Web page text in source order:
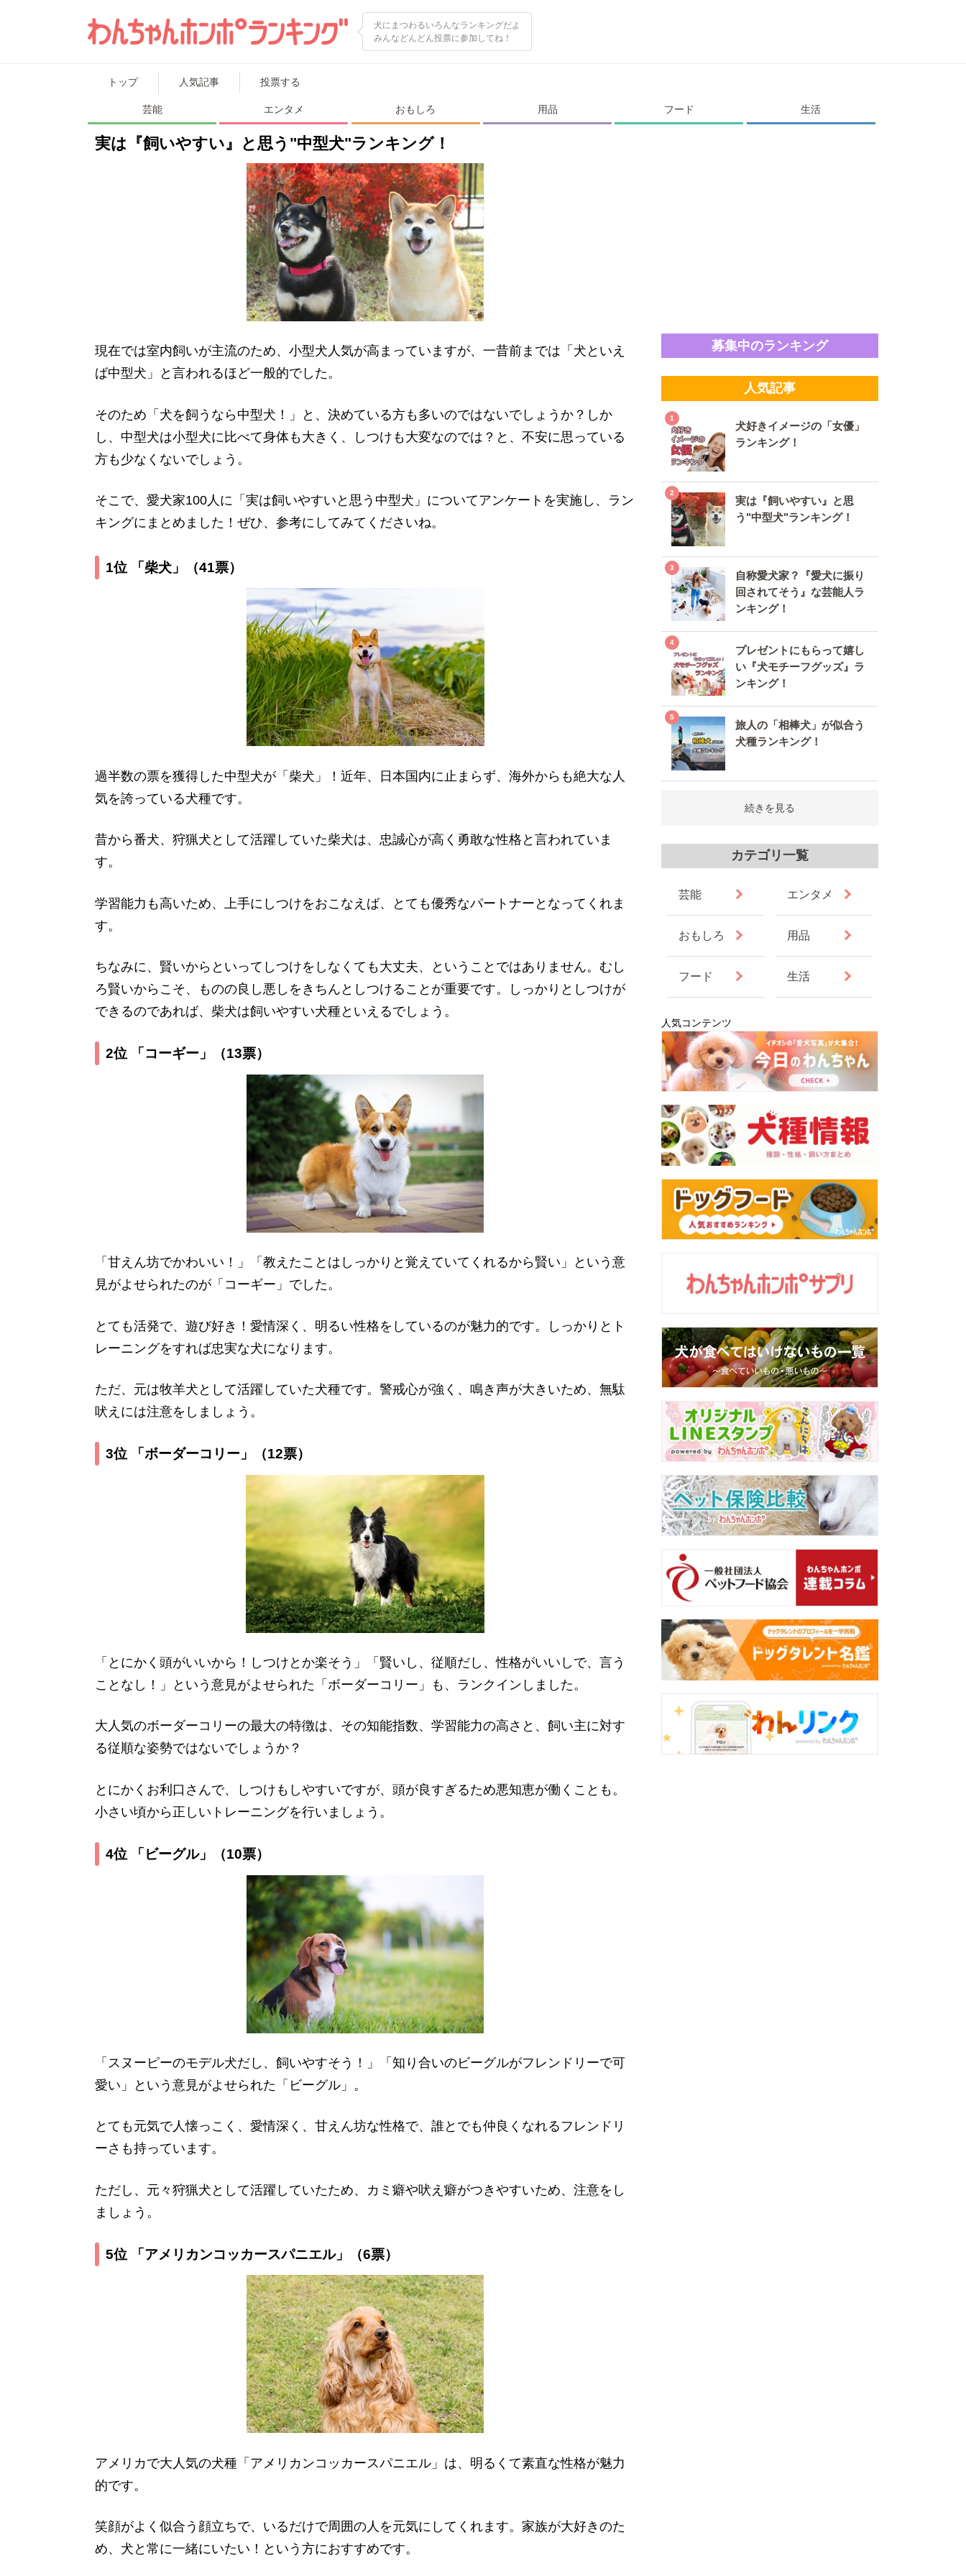
犬にまつわるいろんなランキングだよ
みんなどんどん投票に参加してね！
閉じる
トップ 人気記事 投票する
芸能 エンタメ おもしろ 用品 フード 生活
実は『飼いやすい』と思う"中型犬"ランキング！
現在では室内飼いが主流のため、小型犬人気が高まっていますが、一昔前までは「犬といえ
ば中型犬」と言われるほど一般的でした。
そのため「犬を飼うなら中型犬！」と、決めている方も多いのではないでしょうか？しか
し、中型犬は小型犬に比べて身体も大きく、しつけも大変なのでは？と、不安に思っている
方も少なくないでしょう。
そこで、愛犬家100人に「実は飼いやすいと思う中型犬」についてアンケートを実施し、ラン
キングにまとめました！ぜひ、参考にしてみてくださいね。
1位 「柴犬」 （41票）
過半数の票を獲得した中型犬が「柴犬」！近年、日本国内に止まらず、海外からも絶大な人
気を誇っている犬種です。
昔から番犬、狩猟犬として活躍していた柴犬は、忠誠心が高く勇敢な性格と言われていま
す。
学習能力も高いため、上手にしつけをおこなえば、とても優秀なパートナーとなってくれま
す。
ちなみに、賢いからといってしつけをしなくても大丈夫、ということではありません。むし
ろ賢いからこそ、ものの良し悪しをきちんとしつけることが重要です。しっかりとしつけが
できるのであれば、柴犬は飼いやすい犬種といえるでしょう。
2位 「コーギー」 （13票）
「甘えん坊でかわいい！」「教えたことはしっかりと覚えていてくれるから賢い」という意
見がよせられたのが「コーギー」でした。
とても活発で、遊び好き！愛情深く、明るい性格をしているのが魅力的です。しっかりとト
レーニングをすれば忠実な犬になります。
ただ、元は牧羊犬として活躍していた犬種です。警戒心が強く、鳴き声が大きいため、無駄
吠えには注意をしましょう。
3位 「ボーダーコリー」 （12票）
「とにかく頭がいいから！しつけとか楽そう」「賢いし、従順だし、性格がいいしで、言う
ことなし！」という意見がよせられた「ボーダーコリー」も、ランクインしました。
大人気のボーダーコリーの最大の特徴は、その知能指数、学習能力の高さと、飼い主に対す
る従順な姿勢ではないでしょうか？
とにかくお利口さんで、しつけもしやすいですが、頭が良すぎるため悪知恵が働くことも。
小さい頃から正しいトレーニングを行いましょう。
4位 「ビーグル」 （10票）
「スヌーピーのモデル犬だし、飼いやすそう！」「知り合いのビーグルがフレンドリーで可
愛い」という意見がよせられた「ビーグル」。
とても元気で人懐っこく、愛情深く、甘えん坊な性格で、誰とでも仲良くなれるフレンドリ
ーさも持っています。
ただし、元々狩猟犬として活躍していたため、カミ癖や吠え癖がつきやすいため、注意をし
ましょう。
5位 「アメリカンコッカースパニエル」 （6票）
アメリカで大人気の犬種「アメリカンコッカースパニエル」は、明るくて素直な性格が魅力
的です。
笑顔がよく似合う顔立ちで、いるだけで周囲の人を元気にしてくれます。家族が大好きのた
め、犬と常に一緒にいたい！という方におすすめです。
募集中のランキング
人気記事
犬好きイメージの「女優」
ランキング！
実は『飼いやすい』と思
う"中型犬"ランキング！
自称愛犬家？『愛犬に振り
回されてそう』な芸能人ラ
ンキング！
プレゼントにもらって嬉し
い『犬モチーフグッズ』ラ
ンキング！
旅人の「相棒犬」が似合う
犬種ランキング！
続きを見る
カテゴリ一覧
芸能 エンタメ
おもしろ 用品
フード 生活
人気コンテンツ